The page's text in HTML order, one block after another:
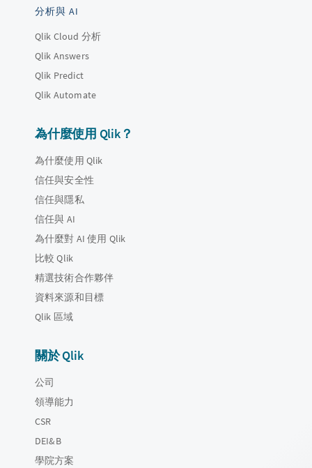
分析與 AI
Qlik Cloud 分析
Qlik Answers
Qlik Predict
Qlik Automate
為什麼使用 Qlik？
為什麼使用 Qlik
信任與安全性
信任與隱私
信任與 AI
為什麼對 AI 使用 Qlik
比較 Qlik
精選技術合作夥伴
資料來源和目標
Qlik 區域
關於 Qlik
公司
領導能力
CSR
DEI&B
學院方案